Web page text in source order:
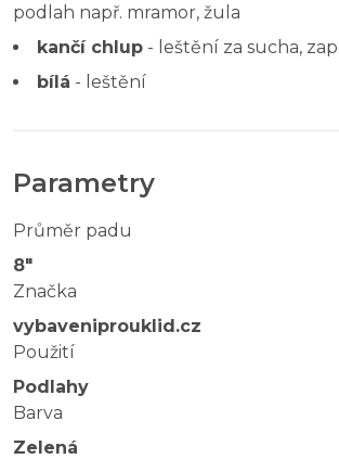
podlah např. mramor, žula
kančí chlup - leštění za sucha,
bílá - leštění
Parametry
Průměr padu
8"
Značka
vybaveniprouklid.cz
Použití
Podlahy
Barva
Zelená